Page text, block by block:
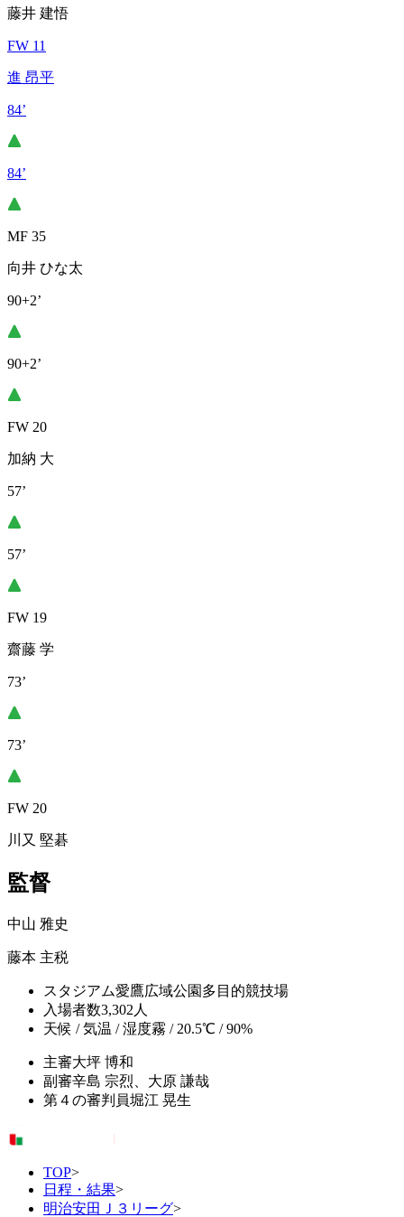
藤井 建悟
FW 11
進 昂平
84’
84’
MF 35
向井 ひな太
90+2’
90+2’
FW 20
加納 大
57’
57’
FW 19
齋藤 学
73’
73’
FW 20
川又 堅碁
監督
中山 雅史
藤本 主税
スタジアム愛鷹広域公園多目的競技場
入場者数3,302人
天候 / 気温 / 湿度霧 / 20.5℃ / 90%
主審大坪 博和
副審辛島 宗烈、大原 謙哉
第４の審判員堀江 晃生
TOP>
日程・結果>
明治安田Ｊ３リーグ>